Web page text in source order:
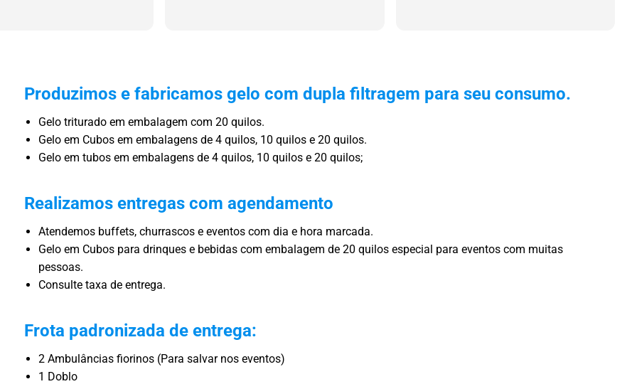
Produzimos e fabricamos gelo com dupla filtragem para seu consumo.
Gelo triturado em embalagem com 20 quilos.
Gelo em Cubos em embalagens de 4 quilos, 10 quilos e 20 quilos.
Gelo em tubos em embalagens de 4 quilos, 10 quilos e 20 quilos;
Realizamos entregas com agendamento
Atendemos buffets, churrascos e eventos com dia e hora marcada.
Gelo em Cubos para drinques e bebidas com embalagem de 20 quilos especial para eventos com muitas
pessoas.
Consulte taxa de entrega.
Frota padronizada de entrega:
2 Ambulâncias fiorinos (Para salvar nos eventos)
1 Doblo